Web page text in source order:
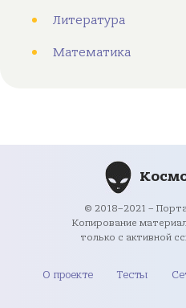
Литература
Математика
© 2018–2021 –
Копирование
только с активной
О проекте Тесты